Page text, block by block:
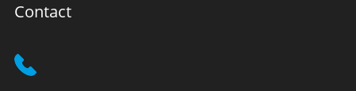
Contact